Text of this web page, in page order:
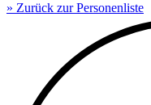
» Zurück zur Personenliste